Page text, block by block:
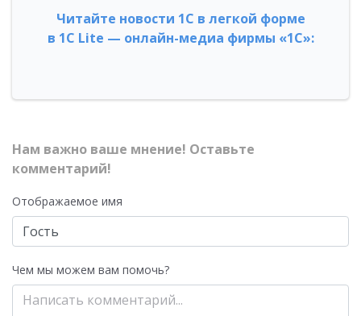
Читайте новости 1С в легкой форме
в 1С Lite — онлайн-медиа фирмы «1С»:
Нам важно ваше мнение! Оставьте
комментарий!
Отображаемое имя
Чем мы можем вам помочь?